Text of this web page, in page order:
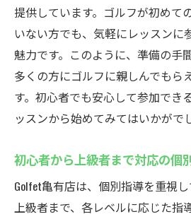
提供しています。ゴルフが初めて
いない方でも、気軽にレッスンに
魅力です。このように、準備の手
多くの方にゴルフに親しんでもら
す。初心者でも安心して参加でき
ッスンから始めてみてはいかがで
初心者から上級者まで対応の個
Golfet亀有店は、個別指導を重視
上級者まで、各レベルに応じた指